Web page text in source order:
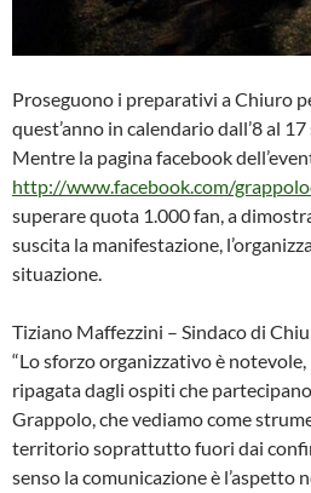
Proseguono i preparativi a Chiuro
quest’anno in calendario dall’8 al
Mentre la pagina facebook
http://www.facebook.com/
superare quota 1.000 fan, a
suscita la manifestazione,
situazione.
Tiziano Maffezzini – Sindaco di
“Lo sforzo organizzativo è
ripagata dagli ospiti che
Grappolo, che vediamo come
territorio soprattutto fuori dai
senso la comunicazione è l’aspetto